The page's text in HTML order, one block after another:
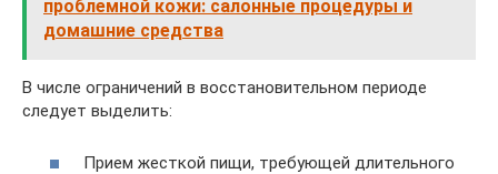
проблемной кожи: салонные процедуры и
домашние средства
В числе ограничений в восстановительном периоде
следует выделить:
Прием жесткой пищи, требующей длительного